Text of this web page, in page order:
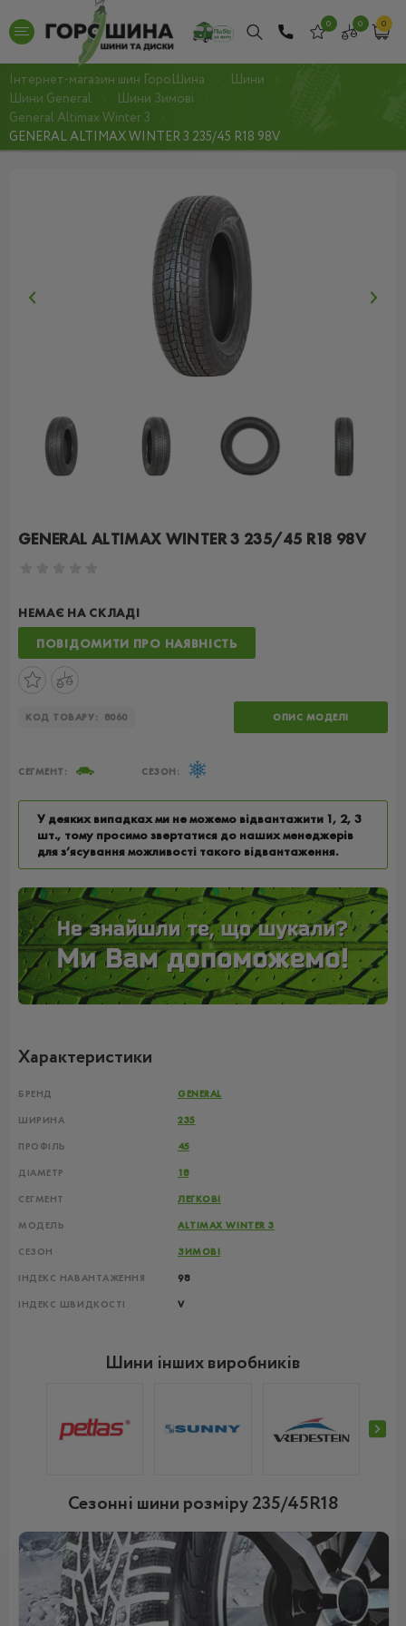
0 0 0
Інтернет-магазин шин ГороШина
Шини
Шини General
Шини Зимові
General Altimax Winter 3
GENERAL ALTIMAX WINTER 3 235/45 R18 98V
GENERAL ALTIMAX WINTER 3 235/45 R18 98V
НЕМАЄ НА СКЛАДІ
ПОВІДОМИТИ ПРО НАЯВНІСТЬ
КОД ТОВАРУ: 8060 ОПИС МОДЕЛІ
СЕГМЕНТ: СЕЗОН:
У деяких випадках ми не можемо відвантажити 1, 2, 3
шт., тому просимо звертатися до наших менеджерів
для з’ясування можливості такого відвантаження.
Характеристики
БРЕНД GENERAL
ШИРИНА 235
ПРОФІЛЬ 45
ДІАМЕТР 18
СЕГМЕНТ ЛЕГКОВІ
МОДЕЛЬ ALTIMAX WINTER 3
СЕЗОН ЗИМОВІ
ІНДЕКС НАВАНТАЖЕННЯ 98
ІНДЕКС ШВИДКОСТІ V
Шини інших виробників
Сезонні шини розміру 235/45R18